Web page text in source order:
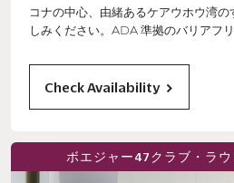
コナの中心、由緒あるケアウホウ湾
しみください。ADA 準拠のバリアフリ
Check Availability
ボエジャー47クラブ・ラ